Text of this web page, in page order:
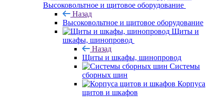
Высоковольтное и щитовое оборудование
Назад
Высоковольтное и щитовое оборудование
Щиты и
шкафы, шинопровод
Назад
Щиты и шкафы, шинопровод
Системы
сборных шин
Корпуса
щитов и шкафов